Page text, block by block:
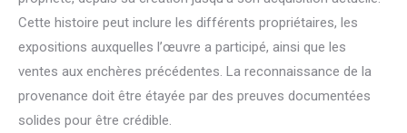
Cette histoire peut inclure les différents propriétaires, les
expositions auxquelles l’œuvre a participé, ainsi que les
ventes aux enchères précédentes. La reconnaissance de la
provenance doit être étayée par des preuves documentées
solides pour être crédible.